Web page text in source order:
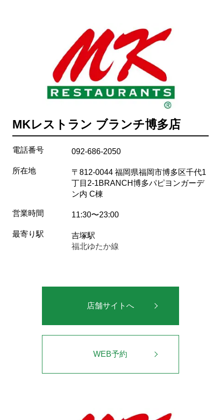
MKレストラン ブランチ博多店
電話番号 092-686-2050
所在地
〒812-0044 福岡県福岡市博多区千代1
丁目2-1BRANCH博多パピヨンガーデ
ン内 C棟
営業時間 11:30〜23:00
最寄り駅
吉塚駅
福北ゆたか線
店舗サイトへ
WEB予約